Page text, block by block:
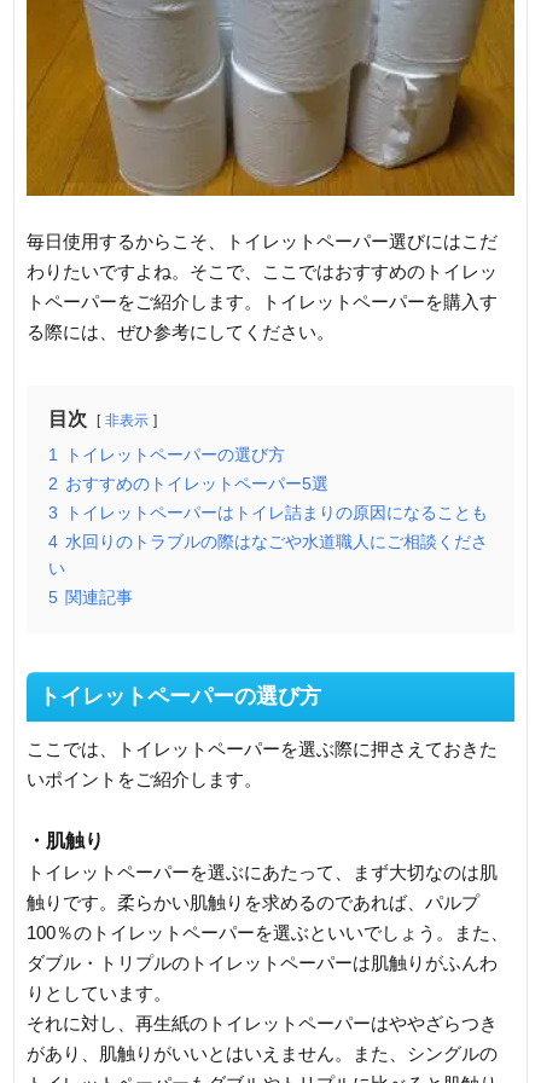
毎日使用するからこそ、トイレットペーパー選びにはこだ
わりたいですよね。そこで、ここではおすすめのトイレッ
トペーパーをご紹介します。トイレットペーパーを購入す
る際には、ぜひ参考にしてください。
目次 非表示
1
トイレットペーパーの選び方
2 おすすめのトイレットペーパー5選
3
トイレットペーパーはトイレ詰まりの原因になることも
4 水回りのトラブルの際はなごや水道職人にご相談くださ
い
5 関連記事
トイレットペーパーの選び方
ここでは、トイレットペーパーを選ぶ際に押さえておきた
いポイントをご紹介します。
・肌触り
トイレットペーパーを選ぶにあたって、まず大切なのは肌
触りです。柔らかい肌触りを求めるのであれば、パルプ
100％のトイレットペーパーを選ぶといいでしょう。また、
ダブル・トリプルのトイレットペーパーは肌触りがふんわ
りとしています。
それに対し、再生紙のトイレットペーパーはややざらつき
があり、肌触りがいいとはいえません。また、シングルの